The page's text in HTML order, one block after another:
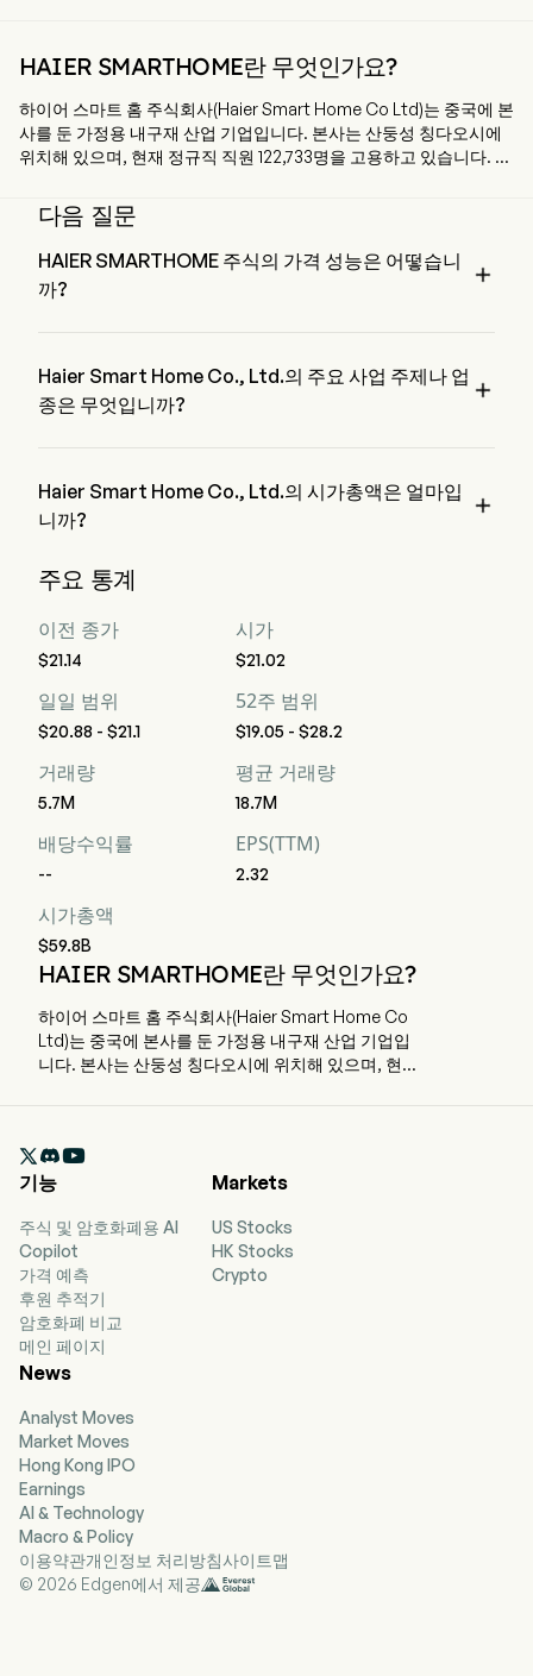
HAIER SMARTHOME란 무엇인가요?
하이어 스마트 홈 주식회사(Haier Smart Home Co Ltd)는 중국에 본
사를 둔 가정용 내구재 산업 기업입니다. 본사는 산둥성 칭다오시에
위치해 있으며, 현재 정규직 직원 122,733명을 고용하고 있습니다. 하
(Qingdao Haier Co Ltd)에서 변경된 것으로, 중국 기반 기업으로서
주로 가정용 전자제품의 연구개발, 제조 및 판매 사업을 영위합니다.
회사는 다섯 개의 사업 부문을 통해 운영됩니다. 가정용 식품 보관 및
조리 솔루션 부문은 냉장고/냉동고 및 주방용 전자제품의 제조 및 판
매를 담당합니다. 공기 솔루션 부문은 에어컨의 제조 및 판매를 담당
등 수처리 관련 가정용 전자제품의 제조 및 판매를 담당합니다. 기타
사업 부문은 주로 유통 채널, 설비 부품, 소형 가정용 전자제품 사업
및 기타 사업을 포함합니다. 이 회사는 주로 국내 및 해외 시장에서 사
다음 질문
HAIER SMARTHOME 주식의 가격 성능은 어떻습니
까?

Haier Smart Home Co., Ltd.의 주요 사업 주제나 업
종은 무엇입니까?

Haier Smart Home Co., Ltd.의 시가총액은 얼마입
니까?

다
주요 통계
이전 종가
$21.14
시가
$21.02
일일 범위
$20.88 - $21.1
52주 범위
$19.05 - $28.2
거래량
5.7M
평균 거래량
18.7M
배당수익률
--
EPS(TTM)
2.32
시가총액
$59.8B
HAIER SMARTHOME란 무엇인가요?
하이어 스마트 홈 주식회사(Haier Smart Home Co
Ltd)는 중국에 본사를 둔 가정용 내구재 산업 기업입
니다. 본사는 산둥성 칭다오시에 위치해 있으며, 현재
중국 기반 기업으로서 주로 가정용 전자제품의 연구
개발, 제조 및 판매 사업을 영위합니다. 회사는 다섯
및 조리 솔루션 부문은 냉장고/냉동고 및 주방용 전
자제품의 제조 및 판매를 담당합니다. 공기 솔루션 부
문은 에어컨의 제조 및 판매를 담당합니다. 가정용 세
탁 관리 솔루션 부문은 세탁기 및 건조기의 제조 및
판매를 담당합니다. 가정용 수처리 솔루션 부문은 온
수기 및 정수기 등 수처리 관련 가정용 전자제품의 제
조 및 판매를 담당합니다. 기타 사업 부문은 주로 유
타 사업을 포함합니다. 이 회사는 주로 국내 및 해외
시장에서 사업을 운영합니다.

기능
주식 및 암호화폐용 AI
Copilot
가격 예측
후원 추적기
암호화폐 비교
메인 페이지
Markets
US Stocks
HK Stocks
Crypto
News
Analyst Moves
Market Moves
Hong Kong IPO
Earnings
AI & Technology
Macro & Policy
이용약관개인정보 처리방침사이트맵
© 2026 Edgen에서 제공